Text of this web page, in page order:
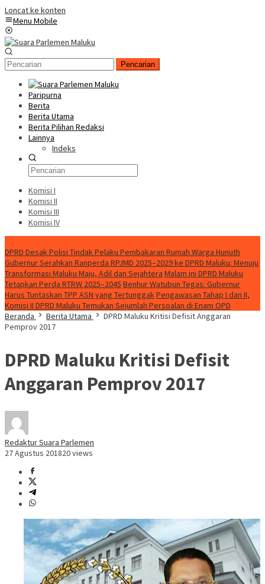
Loncat ke konten
Menu Mobile
Pencarian
Paripurna
Berita
Berita Utama
Berita Pilihan Redaksi
Lainnya
Indeks
Komisi I
Komisi II
Komisi III
Komisi IV
DPRD Desak Polisi Tindak Pelaku Pembakaran Rumah Warga Hunuth
Gubernur Serahkan Ranperda RPJMD 2025–2029 ke DPRD Maluku: Menuju
Transformasi Maluku Maju, Adil dan Sejahtera Malam ini DPRD Maluku
Tetapkan Perda RTRW 2025–2045 Benhur Watubun Tegas: Gubernur
Harus Tuntaskan TPP ASN yang TertunggakPengawasan Tahap I dan II,
Komisi II DPRD Maluku Temukan Sejumlah Persoalan di Enam OPD
Beranda
Berita Utama
DPRD Maluku Kritisi Defisit Anggaran
Pemprov 2017
DPRD Maluku Kritisi Defisit
Anggaran Pemprov 2017
Redaktur Suara Parlemen
27 Agustus 201820 views